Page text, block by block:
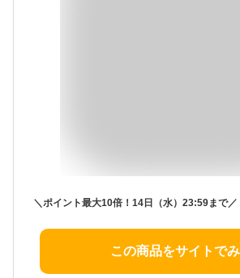
この商品をサイトで